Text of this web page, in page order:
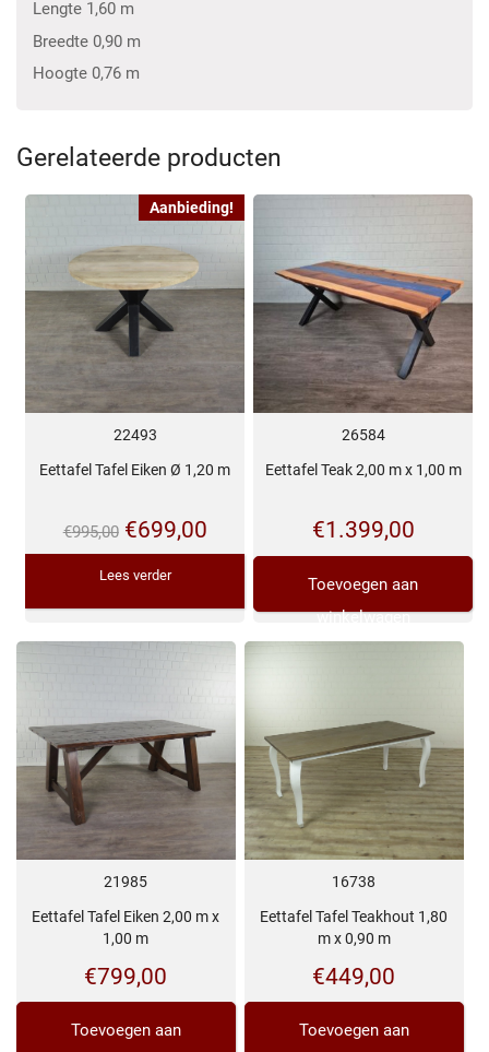
Lengte 1,60 m
Breedte 0,90 m
Hoogte 0,76 m
Gerelateerde producten
Aanbieding!
22493
Eettafel Tafel Eiken Ø 1,20 m
€995,00 Oorspronkelijke
prijs
€699,00Huidige
prijs
Lees verder
26584
Eettafel Teak 2,00 m x 1,00 m
€1.399,00
Toevoegen aan
winkelwagen
21985
Eettafel Tafel Eiken 2,00 m x
1,00 m
€799,00
Toevoegen aan
16738
Eettafel Tafel Teakhout 1,80
m x 0,90 m
€449,00
Toevoegen aan